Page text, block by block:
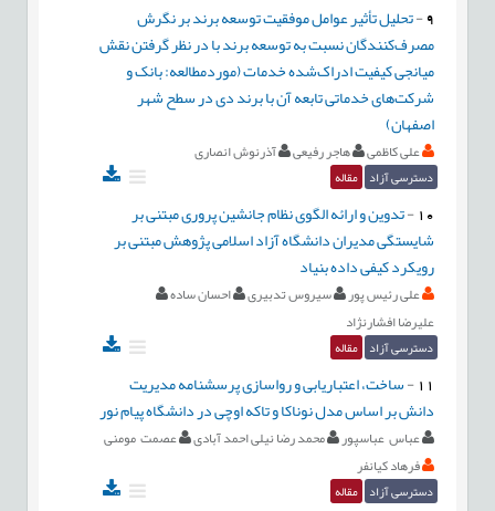
9
-تحلیل تأثیر عوامل موفقیت توسعه برند بر نگرش
مصرف‌کنندگان نسبت به توسعه برند با در نظر گرفتن نقش
میانجی کیفیت ادراک‌شده خدمات (موردمطالعه: بانک و
شرکت‌های خدماتی تابعه آن با برند دی در سطح شهر
اصفهان)
علی کاظمی هاجر رفیعی آذرنوش انصاری
دسترسی آزاد مقاله
10
-تدوین و ارائه الگوی نظام جانشین پروری مبتنی بر
شایستگی مدیران دانشگاه آزاد اسلامی پژوهش مبتنی بر
رویکرد کیفی داده بنیاد
علی رئیس پور سیروس تدبیری
احسان ساده
علیرضا افشارنژاد
دسترسی آزاد مقاله
11
-ساخت، اعتباریابی و رواسازی پرسشنامه مدیریت
دانش بر اساس مدل نوناکا و تاکه اوچی در دانشگاه پیام نور
عباس عباسپور محمد رضا نیلی احمد آبادی
عصمت مومنی
فرهاد کیانفر
دسترسی آزاد مقاله